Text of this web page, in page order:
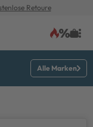
Retoure
Alle Marken